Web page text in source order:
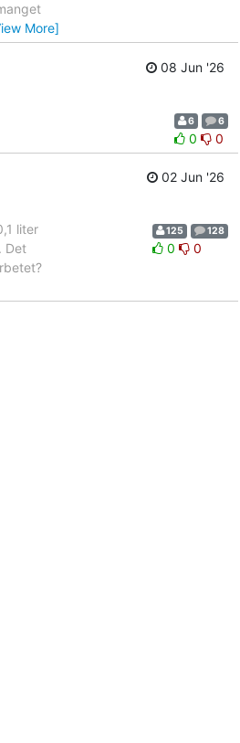
More]
08 Jun '26
6 6
0 0
02 Jun '26
liter
Det
125 128
0 0